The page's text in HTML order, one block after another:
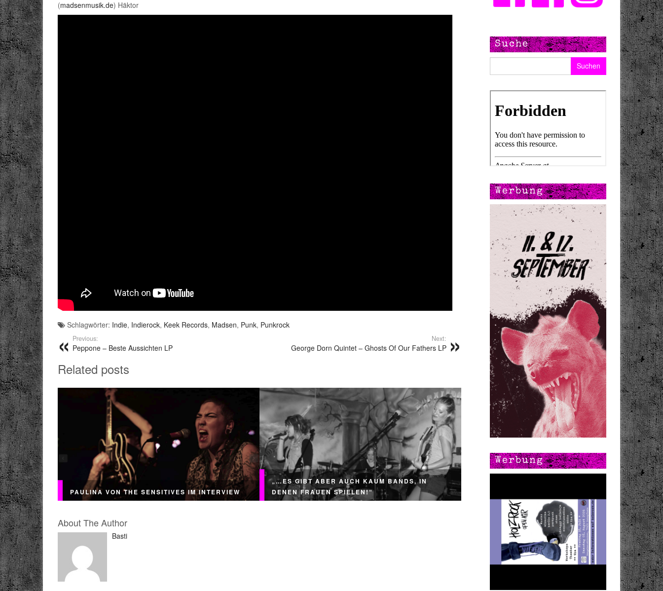
(madsenmusik.de) Häktor
Schlagwörter: Indie, Indierock, Keek Records, Madsen, Punk, Punkrock
Previous:
Peppone – Beste Aussichten LP
Next:
George Dorn Quintet – Ghosts Of Our Fathers LP
Related posts
PAULINA VON THE SENSITIVES IM INTERVIEW
GRRRLZ* TO THE FRONT FRIDAY! Fürs verlängerte
Wochenende gibt es an dieser Stelle ein sehr starkes
Interview von Paulina von THE SENSITIVES. Von den
musikalischen...
„…ES GIBT ABER AUCH KAUM BANDS, IN
DENEN FRAUEN SPIELEN!“
About The Author
Basti
Suche
Werbung
Werbung